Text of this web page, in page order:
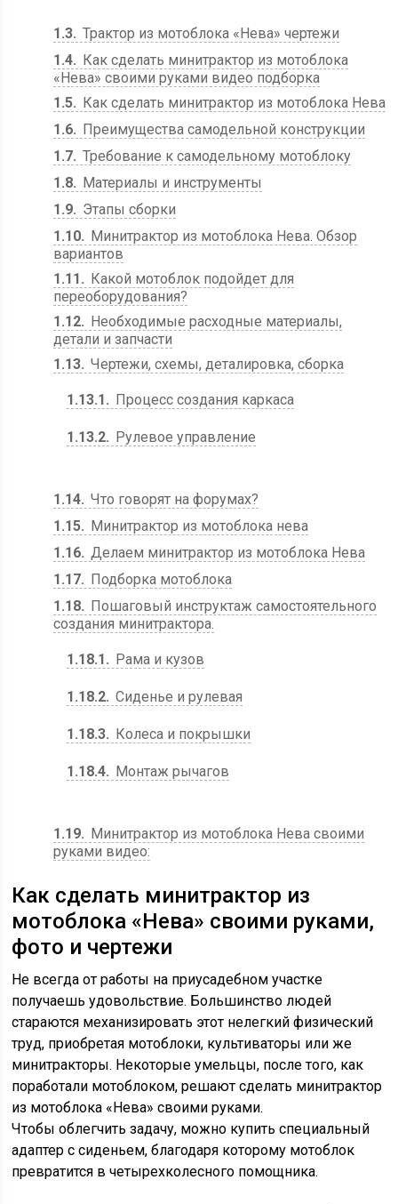
1.3 Трактор из мотоблока «Нева» чертежи
1.4
Как сделать минитрактор из мотоблока
«Нева» своими руками видео подборка
1.5
Как сделать минитрактор из мотоблока Нева
1.6
Преимущества самодельной конструкции
1.7 Требование к самодельному мотоблоку
1.8
Материалы и инструменты
1.9
Этапы сборки
1.10
Минитрактор из мотоблока Нева. Обзор
вариантов
1.11
Какой мотоблок подойдет для
переоборудования?
1.12
Необходимые расходные материалы,
детали и запчасти
1.13 Чертежи, схемы, деталировка, сборка
1.13.1 Процесс создания каркаса
1.13.2 Рулевое управление
1.14 Что говорят на форумах?
1.15
Минитрактор из мотоблока нева
1.16 Делаем минитрактор из мотоблока Нева
1.17
Подборка мотоблока
1.18
Пошаговый инструктаж самостоятельного
создания минитрактора.
1.18.1 Рама и кузов
1.18.2 Сиденье и рулевая
1.18.3 Колеса и покрышки
1.18.4 Монтаж рычагов
1.19
Минитрактор из мотоблока Нева своими
руками видео:
Как сделать минитрактор из
мотоблока «Нева» своими руками,
фото и чертежи
Не всегда от работы на приусадебном участке
получаешь удовольствие. Большинство людей
стараются механизировать этот нелегкий физический
труд, приобретая мотоблоки, культиваторы или же
минитракторы. Некоторые умельцы, после того, как
поработали мотоблоком, решают сделать минитрактор
из мотоблока «Нева» своими руками.
Чтобы облегчить задачу, можно купить специальный
адаптер с сиденьем, благодаря которому мотоблок
превратится в четырехколесного помощника.